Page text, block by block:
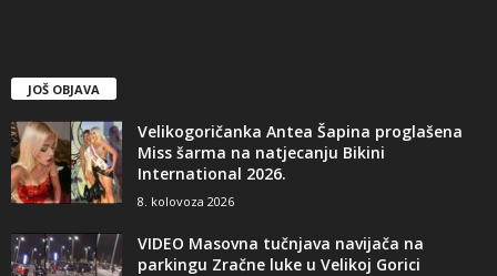
JOŠ OBJAVA
Velikogoričanka Antea Šapina proglašena
Miss šarma na natjecanju Bikini
International 2026.
8. kolovoza 2026
VIDEO Masovna tučnjava navijača na
parkingu Zračne luke u Velikoj Gorici